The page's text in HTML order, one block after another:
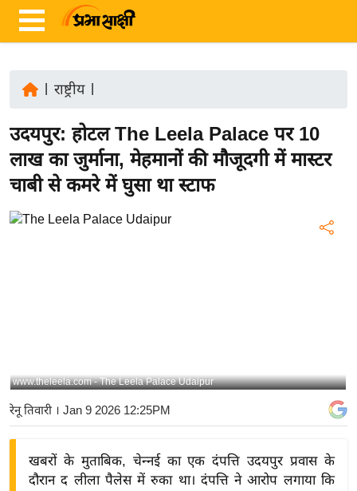
ज़ा
ख
र
रा
य
बि
ज़
राष्ट्रीय|
उदयपुर: होटल The Leela Palace पर 10
लाख का जुर्माना, मेहमानों की मौजूदगी में मास्टर
चाबी से कमरे में घुसा था स्टाफ
www.theleela.com - The Leela Palace Udaipur
रेनू तिवारी । Jan 9 2026 12:25PM
खबरों के मुताबिक, चेन्नई का एक दंपत्ति उदयपुर प्रवास के
दौरान द लीला पैलेस में रुका था। दंपत्ति ने आरोप लगाया कि